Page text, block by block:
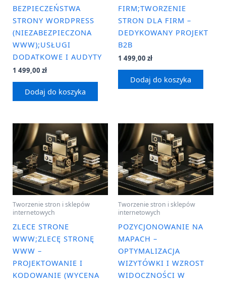
BEZPIECZEŃSTWA
STRONY WORDPRESS
(NIEZABEZPIECZONA
WWW);USŁUGI
DODATKOWE I AUDYTY
1 499,00 zł
Dodaj do koszyka
FIRM;TWORZENIE
STRON DLA FIRM –
DEDYKOWANY PROJEKT
B2B
1 499,00 zł
Dodaj do koszyka
Tworzenie stron i sklepów
internetowych
ZLECE STRONE
WWW;ZLECĘ STRONĘ
WWW –
PROJEKTOWANIE I
KODOWANIE (WYCENA
Tworzenie stron i sklepów
internetowych
POZYCJONOWANIE NA
MAPACH –
OPTYMALIZACJA
WIZYTÓWKI I WZROST
WIDOCZNOŚCI W